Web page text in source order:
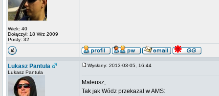
Wiek: 40
Dołączył: 18 Wrz 2009
Posty: 32
Lukasz Pantula
Lukasz Pantula
Wysłany: 2013-03-05, 16:44
Mateusz,
Tak jak Wódz przekazał w AMS: